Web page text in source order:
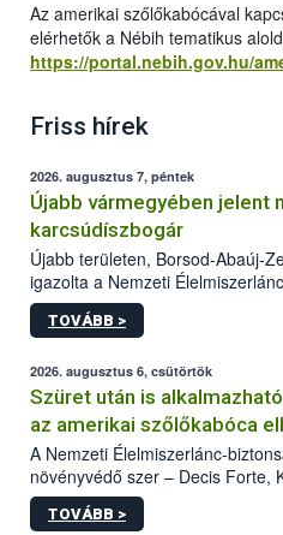
Az amerikai szőlőkabócával
elérhetők a Nébih tematikus
https://portal.nebih.gov.hu/
Friss hírek
2026. augusztus 7, péntek
Újabb vármegyében jelent
karcsúdíszbogár
Újabb területen, Borsod-Abaúj-
igazolta a Nemzeti
kőrisrontó karcsúdíszbogár
kártevőt nem csak
az intenzív felderítést, emellett
hatósággal is összehangolják a
TOVÁBB >
2026. augusztus 6, csütörtök
Szüret után is
az amerikai szőlőkabóca
A Nemzeti Élelmiszerlánc-
növényvédő szer – Decis Forte,
engedélyokiratát módosította,
egészen a vesszőérettség
TOVÁBB >